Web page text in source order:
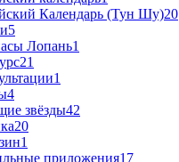
Календарь (Тун Шу)20
5
Лопань1
21
1
4
звёзды42
20
1
приложения17